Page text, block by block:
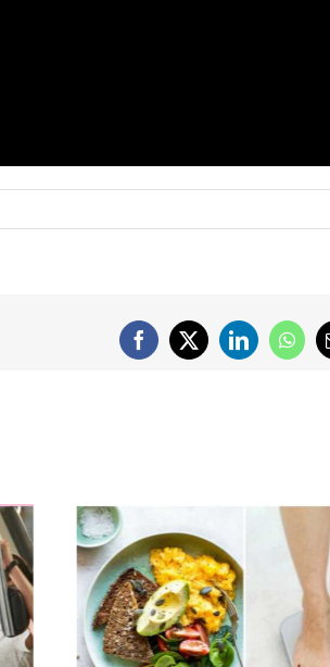
Facebook
X LinkedIn